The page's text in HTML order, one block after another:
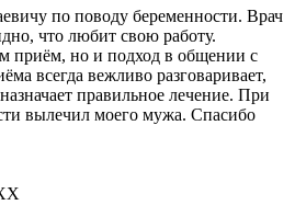
по поводу беременности. Врач
что любит свою работу.
приём, но и подход в общении с
всегда вежливо разговаривает,
правильное лечение. При
вылечил моего мужа. Спасибо